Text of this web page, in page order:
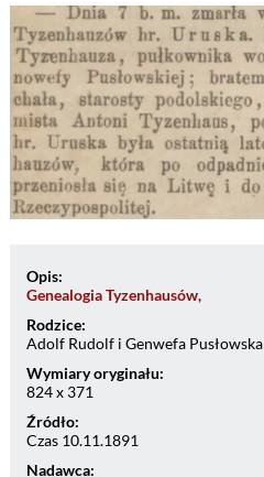
Opis:
Genealogia Tyzenhausów,
Rodzice:
Adolf Rudolf i Genwefa Pusłowska
Wymiary oryginału:
824 x 371
Źródło:
Czas 10.11.1891
Nadawca: